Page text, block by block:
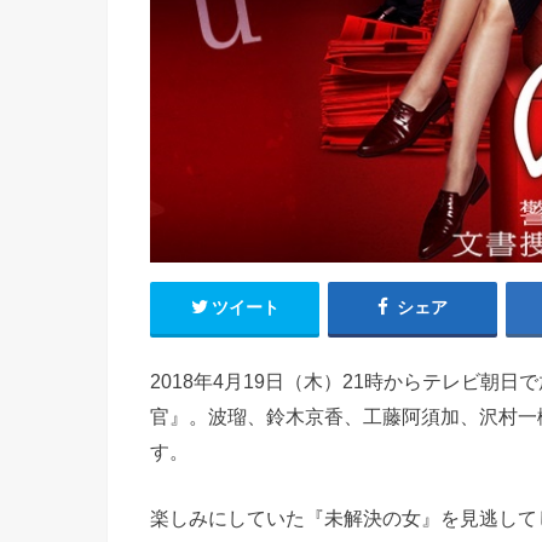
ツイート シェア
2018年4月19日（木）21時からテレビ朝日
官』。波瑠、鈴木京香、工藤阿須加、沢村
す。
楽しみにしていた『未解決の女』を見逃し